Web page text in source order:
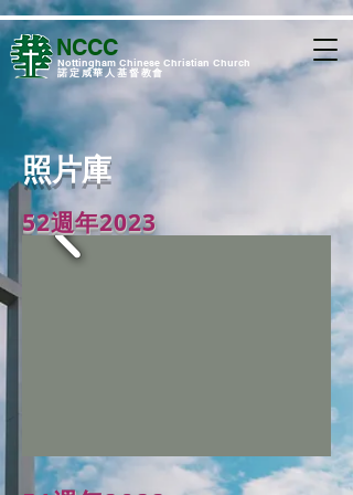
NCCC
​Nottingham Chinese Christian Church
諾定咸華人基督教會
​照片庫
52週年2023